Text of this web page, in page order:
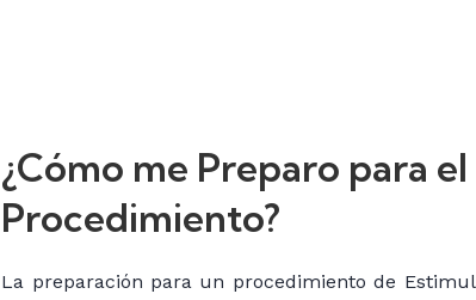
¿Cómo me Preparo para el
Procedimiento?
La preparación para un procedimiento de